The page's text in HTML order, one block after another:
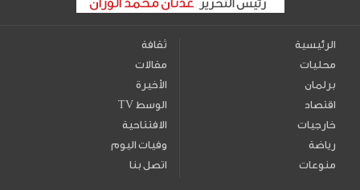
الرئيسية
محليات
برلمان
اقتصاد
خارجيات
رياضة
منوعات
ثقافة
مقالات
الأخيرة
TV الوسط
الافتتاحية
وفيات اليوم
اتصل بنا